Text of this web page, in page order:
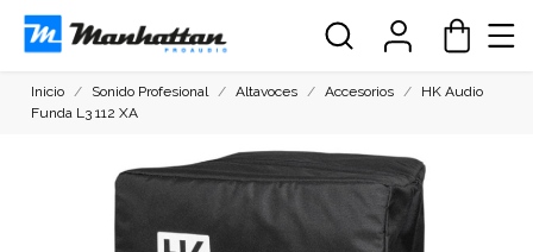
Inicio Sonido Profesional Altavoces Accesorios
HK Audio
Funda L3 112 XA